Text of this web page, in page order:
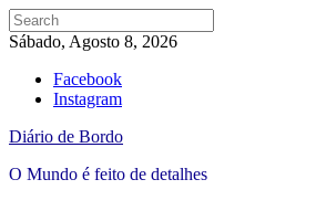
Sábado, Agosto 8, 2026
Facebook
Instagram
Diário de Bordo
O Mundo é feito de detalhes